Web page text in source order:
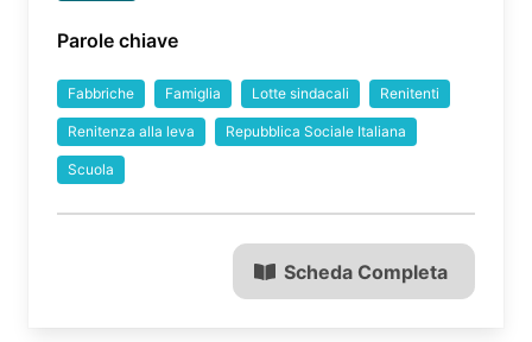
Parole chiave
Fabbriche Famiglia Lotte sindacali Renitenti
Renitenza alla leva Repubblica Sociale Italiana
Scuola
Scheda Completa